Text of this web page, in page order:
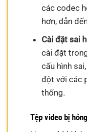
các codec
hơn, dẫn
Cài đặt sai
cài đặt
cấu hình
đột với các
thống.
Tệp video bị